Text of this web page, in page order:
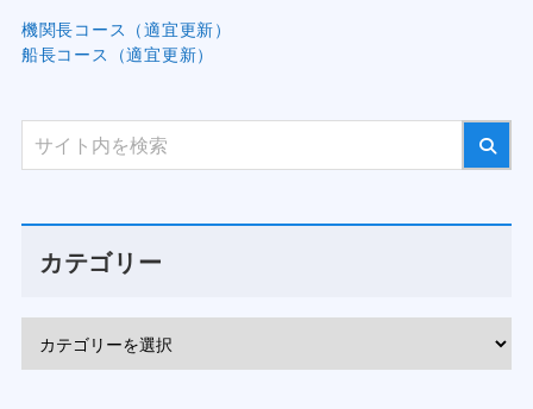
機関長コース（適宜更新）
船長コース（適宜更新）
カテゴリー